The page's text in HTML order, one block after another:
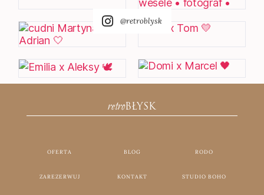
@retroblysk
retroBŁYSK
OFERTA BLOG RODO
ZAREZERWUJ KONTAKT STUDIO BOHO